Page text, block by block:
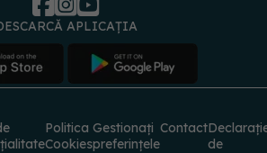
Cookies
Gestionați
preferințele
Contact
S.R.L. Toate drepturile rezervate